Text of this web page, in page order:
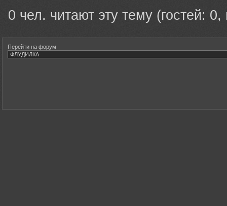
0 чел. читают эту тему (гостей:
Перейти на форум